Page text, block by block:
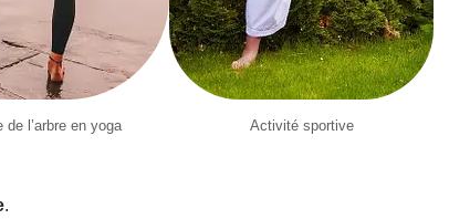
de l’arbre en yoga Activité sportive
.